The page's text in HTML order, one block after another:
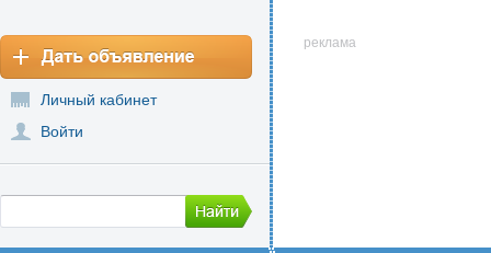
Личный кабинет
Войти
реклама